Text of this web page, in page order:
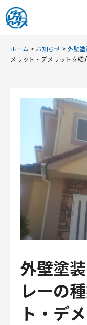
ン
ホーム > お知らせ > 外壁塗
メリット・デメリットを紹
外壁塗
レーの
ト・デ